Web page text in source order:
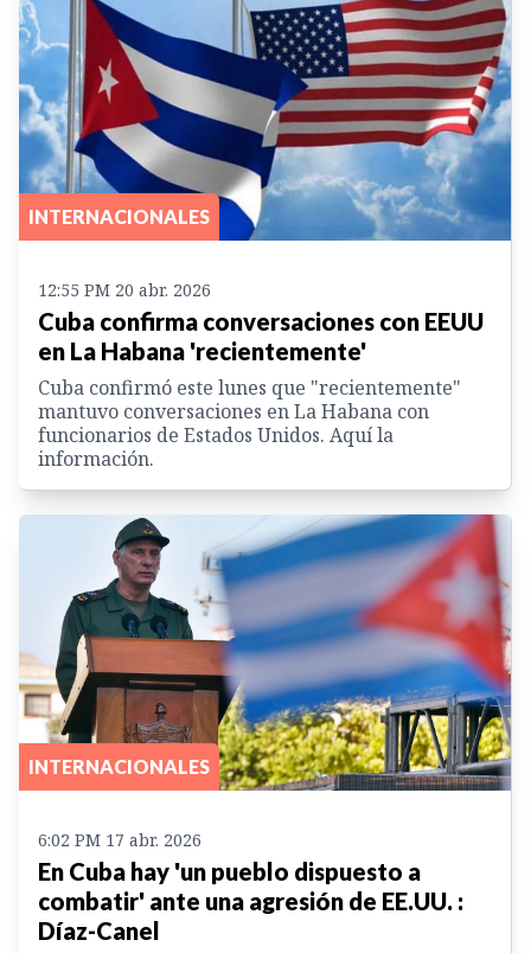
INTERNACIONALES
12:55 PM 20 abr. 2026
Cuba confirma conversaciones con EEUU
en La Habana 'recientemente'
Cuba confirmó este lunes que "recientemente"
mantuvo conversaciones en La Habana con
funcionarios de Estados Unidos. Aquí la
información.
INTERNACIONALES
6:02 PM 17 abr. 2026
En Cuba hay 'un pueblo dispuesto a
combatir' ante una agresión de EE.UU. :
Díaz-Canel